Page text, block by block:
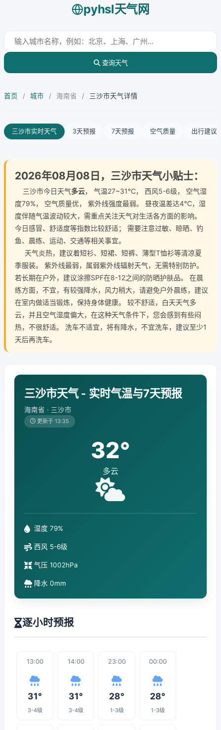
pyhsl天气网
查询天气
首页 / 城市 / 海南省 / 三沙市天气详情
三沙市实时天气 3天预报 7天预报 空气质量 出行建议
2026年08月08日，三沙市天气小贴士：
三沙市今日天气多云， 气温27~31℃， 西风5-6级， 空气湿
度79%， 空气质量优， 紫外线强度最弱。 昼夜温差达4℃，湿
度伴随气温波动较大，需重点关注天气对生活各方面的影响。
今日感冒、舒适度等指数比较舒适； 需要注意过敏、晾晒、钓
鱼、晨练、运动、交通等相关事宜。
天气炎热，建议着短衫、短裙、短裤、薄型T恤衫等清凉夏
季服装。 紫外线最弱，属弱紫外线辐射天气，无需特别防护。
若长期在户外，建议涂擦SPF在8-12之间的防晒护肤品。 在晨
练方面，不宜，有较强降水，风力稍大，请避免户外晨练，建议
在室内做适当锻炼，保持身体健康。 较不舒适，白天天气多
云，并且空气湿度偏大，在这种天气条件下，您会感到有些闷
热，不很舒适。 洗车不适宜，将有降水，不宜洗车，建议至少1
天后再洗车。
三沙市天气 - 实时气温与7天预报
海南省 · 三沙市
更新于 13:35
32°
多云
湿度 79%
西风 5-6级
气压 1002hPa
降水 0mm
逐小时预报
13:00
31°
3-4级
14:00
31°
3-4级
23:00
28°
1-3级
00:00
28°
1-3级